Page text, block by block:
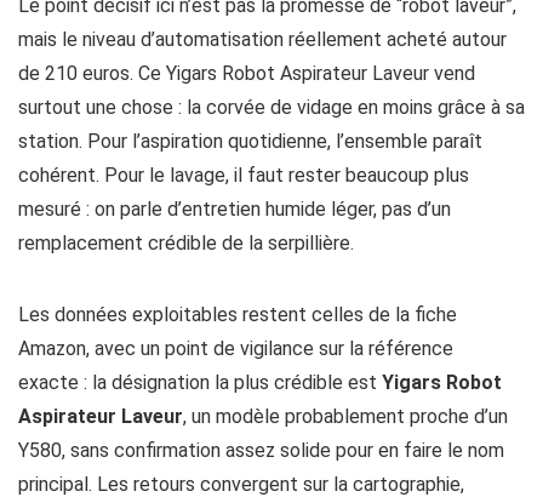
Le point décisif ici n’est pas la promesse de “robot laveur”,
mais le niveau d’automatisation réellement acheté autour
de 210 euros. Ce Yigars Robot Aspirateur Laveur vend
surtout une chose : la corvée de vidage en moins grâce à sa
station. Pour l’aspiration quotidienne, l’ensemble paraît
cohérent. Pour le lavage, il faut rester beaucoup plus
mesuré : on parle d’entretien humide léger, pas d’un
remplacement crédible de la serpillière.
Les données exploitables restent celles de la fiche
Amazon, avec un point de vigilance sur la référence
exacte : la désignation la plus crédible est Yigars Robot
Aspirateur Laveur, un modèle probablement proche d’un
Y580, sans confirmation assez solide pour en faire le nom
principal. Les retours convergent sur la cartographie,